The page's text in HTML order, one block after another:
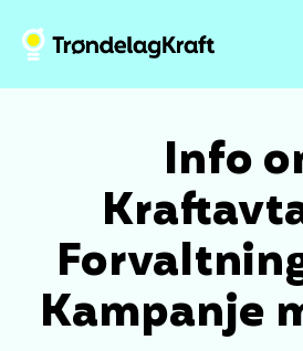
Info
Kampanje